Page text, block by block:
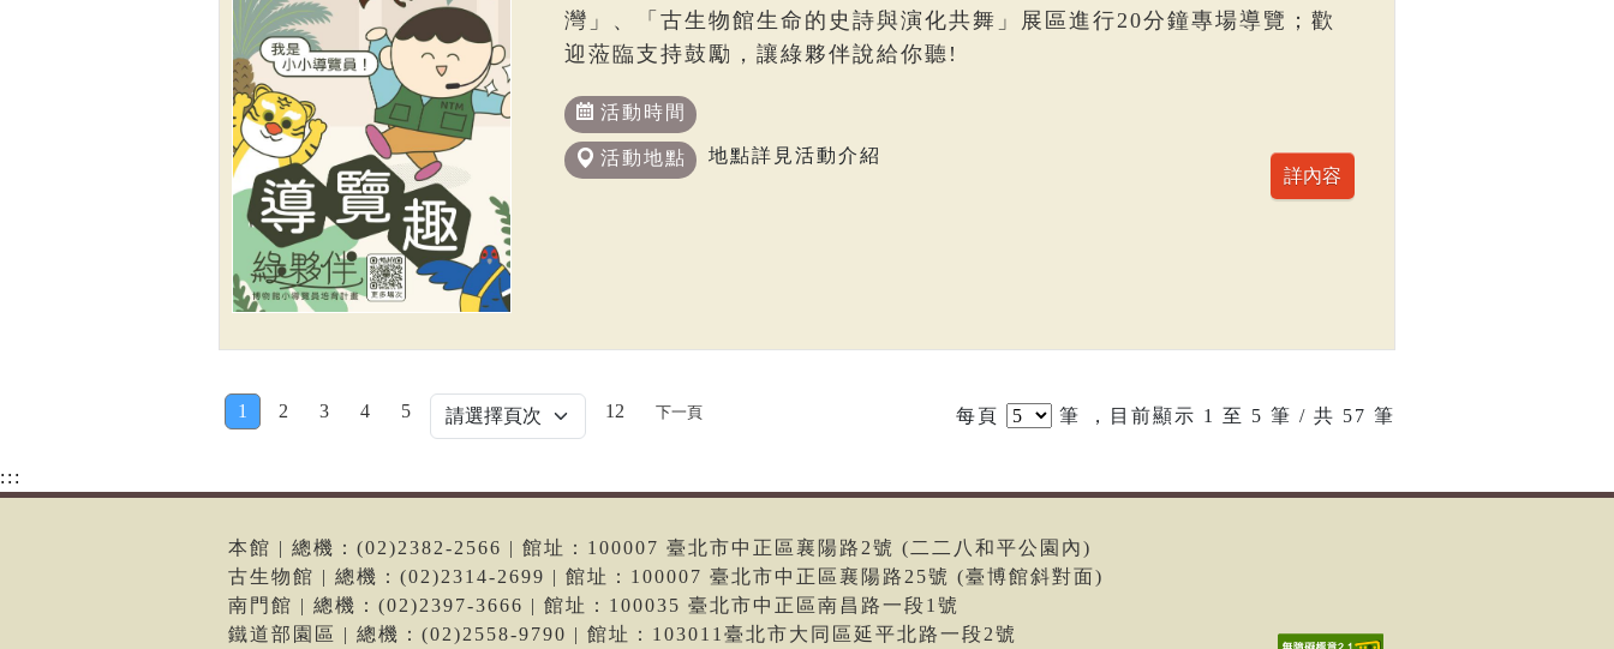
灣」、「古生物館生命的史詩與演化共舞」展區進行20分鐘專場導覽；歡
迎蒞臨支持鼓勵，讓綠夥伴說給你聽!
活動時間
活動地點 地點詳見活動介紹
1 2 3 4 5 12 下一頁 每頁 筆 ，目前顯示 1 至 5 筆 / 共 57 筆
:::
本館 | 總機：(02)2382-2566 | 館址：100007 臺北市中正區襄陽路2號 (二二八和平公園內)
古生物館 | 總機：(02)2314-2699 | 館址：100007 臺北市中正區襄陽路25號 (臺博館斜對面)
南門館 | 總機：(02)2397-3666 | 館址：100035 臺北市中正區南昌路一段1號
鐵道部園區 | 總機：(02)2558-9790 | 館址：103011臺北市大同區延平北路一段2號